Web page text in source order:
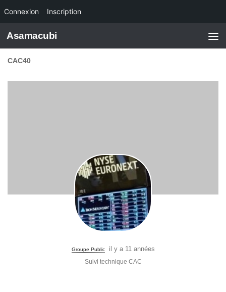
Connexion Inscription
Skip to content
Asamacubi
CAC40
Groupe Public il y a 11 années
Suivi technique CAC